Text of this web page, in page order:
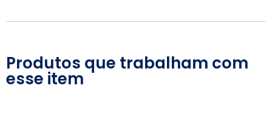
Produtos que trabalham com
esse item